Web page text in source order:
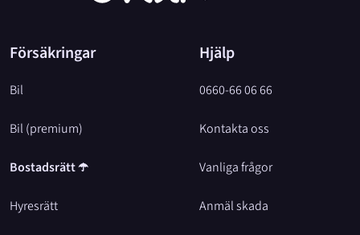
Försäkringar
Bil
Bil (premium)
Bostadsrätt☂️
Hyresrätt
Hjälp
0660-66 06 66
Kontakta oss
Vanliga frågor
Anmäl skada